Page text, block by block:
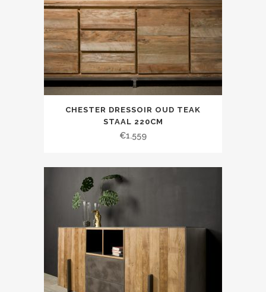
CHESTER DRESSOIR OUD TEAK
STAAL 220CM
€1.559